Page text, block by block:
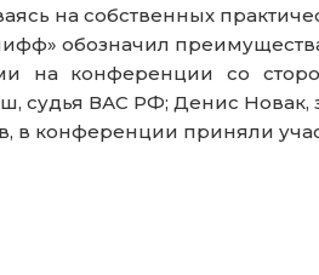
на собственных
обозначил
на конференции со
судья ВАС РФ; Денис
в конференции приняли